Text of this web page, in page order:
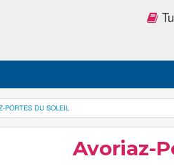
PORTES DU SOLEIL
Avoriaz-